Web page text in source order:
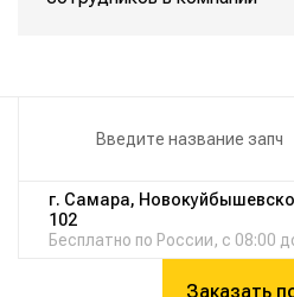
г. Самара,
102
Бесплатно по России, с 08:00
Заказать